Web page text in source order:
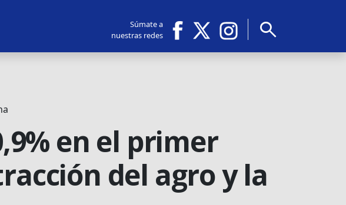
Súmate a
nuestras redes
search
en el primer
del agro y la